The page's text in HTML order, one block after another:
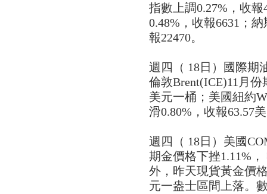
指數上調0.27%，收
0.48%，收報6631；
報22470。
週四（ 18日）國際期
倫敦Brent(ICE)11月份
美元一桶；美國紐約
滑0.80%，收報63.57
週四（ 18日）美國
期金價格下挫1.11%
外，昨天現貨黃金價
元一盎士區間上落。